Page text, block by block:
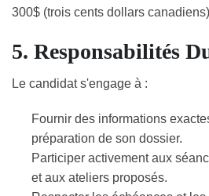
300$ (trois cents dollars
5. Responsabilités
Le candidat s'engage à :
Fournir des informations
préparation de son dossier.
Participer activement aux
et aux ateliers proposés.